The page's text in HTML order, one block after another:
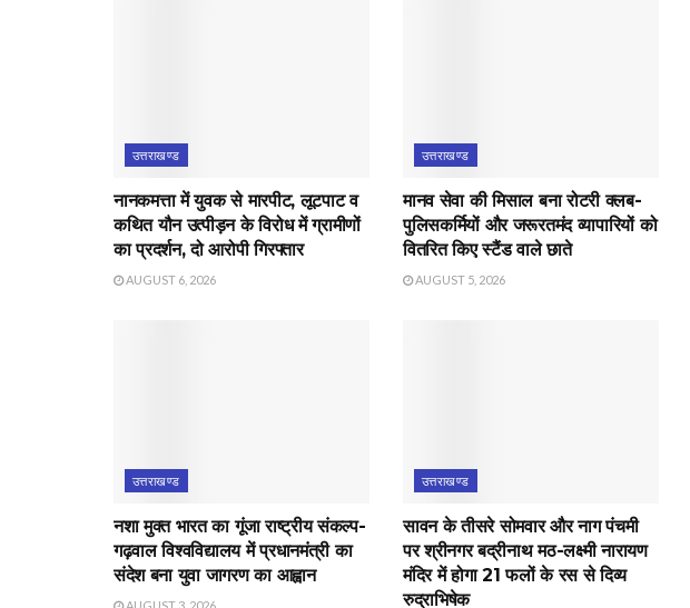
उत्तराखण्ड
नानकमत्ता में युवक से मारपीट, लूटपाट व
कथित यौन उत्पीड़न के विरोध में ग्रामीणों
का प्रदर्शन, दो आरोपी गिरफ्तार
AUGUST 6, 2026
उत्तराखण्ड
मानव सेवा की मिसाल बना रोटरी क्लब-
पुलिसकर्मियों और जरूरतमंद व्यापारियों को
वितरित किए स्टैंड वाले छाते
AUGUST 5, 2026
उत्तराखण्ड
नशा मुक्त भारत का गूंजा राष्ट्रीय संकल्प-
गढ़वाल विश्वविद्यालय में प्रधानमंत्री का
संदेश बना युवा जागरण का आह्वान
AUGUST 3, 2026
उत्तराखण्ड
सावन के तीसरे सोमवार और नाग पंचमी
पर श्रीनगर बद्रीनाथ मठ-लक्ष्मी नारायण
मंदिर में होगा 21 फलों के रस से दिव्य
रुद्राभिषेक